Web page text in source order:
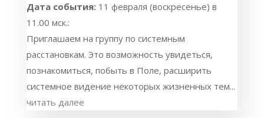
Дата события: 11 февраля (воскресенье) в
11.00 мск.:
Приглашаем на группу по системным
расстановкам. Это возможность увидеться,
познакомиться, побыть в Поле, расширить
системное видение некоторых жизненных тем...
читать далее